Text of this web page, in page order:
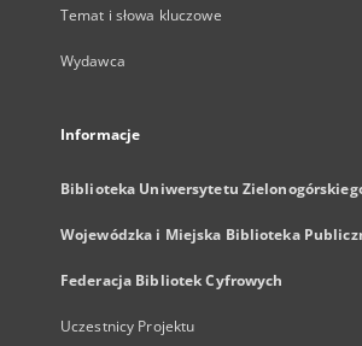
Temat i słowa kluczowe
Wydawca
Informacje
Biblioteka Uniwersytetu
Wojewódzka i Miejska Biblioteka
Federacja Bibliotek Cyfrowych
Uczestnicy Projektu